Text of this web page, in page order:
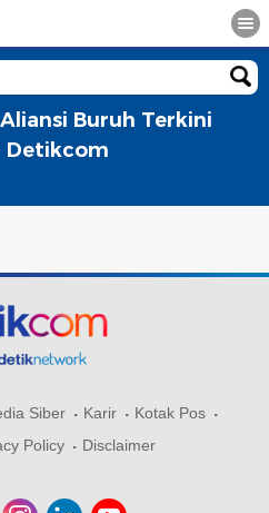
Buruh Terkini
Detikcom
Siber Karir
Kotak Pos
Policy Disclaimer